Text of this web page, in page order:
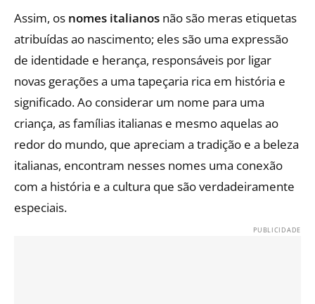
Assim, os nomes italianos não são meras etiquetas
atribuídas ao nascimento; eles são uma expressão
de identidade e herança, responsáveis por ligar
novas gerações a uma tapeçaria rica em história e
significado. Ao considerar um nome para uma
criança, as famílias italianas e mesmo aquelas ao
redor do mundo, que apreciam a tradição e a beleza
italianas, encontram nesses nomes uma conexão
com a história e a cultura que são verdadeiramente
especiais.